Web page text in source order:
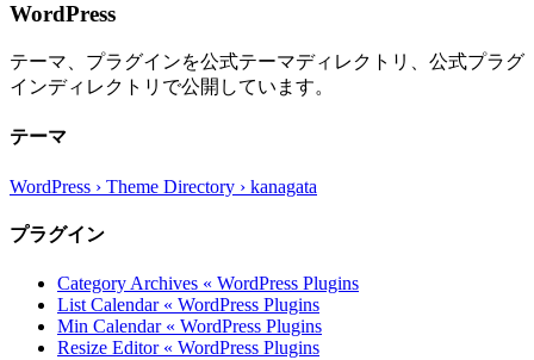
WordPress
テーマ、プラグインを公式テーマディレクトリ、公式プラグ
インディレクトリで公開しています。
テーマ
WordPress › Theme Directory › kanagata
プラグイン
Category Archives « WordPress Plugins
List Calendar « WordPress Plugins
Min Calendar « WordPress Plugins
Resize Editor « WordPress Plugins